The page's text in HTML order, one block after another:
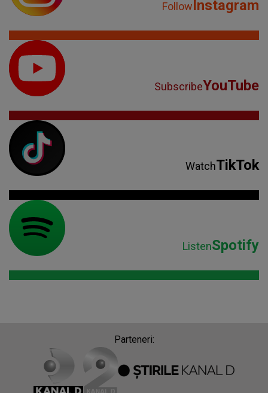
FollowInstagram
SubscribeYouTube
WatchTikTok
ListenSpotify
Parteneri: